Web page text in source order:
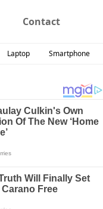
Contact
Laptop Smartphone